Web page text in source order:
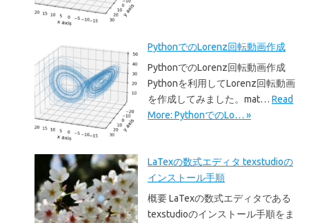
PythonでのLorenz回転動画作成
PythonでのLorenz回転動画作成
Pythonを利用してLorenz回転動画
を作成してみました。mat… Read
More: PythonでのLo… »
LaTexの数式エディタ texstudioの
インストール手順
概要 LaTexの数式エディタである
texstudioのインストール手順をま